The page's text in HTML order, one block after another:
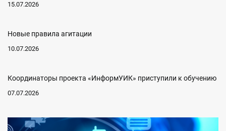
15.07.2026
Новые правила агитации
10.07.2026
Координаторы проекта «ИнформУИК» приступили к обучению
07.07.2026